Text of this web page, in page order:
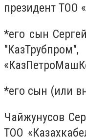
президент ТОО
*его сын
*его сын (или
Чайжунусов
ТОО